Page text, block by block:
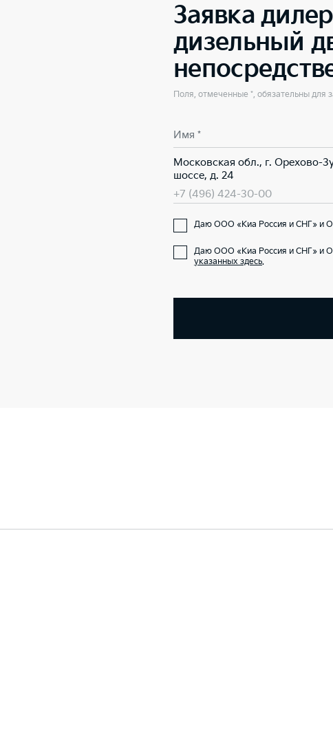
Заявка
дизельный
Поля, отмеченные *, обязательны для
Имя *
Московская обл., г. Орехово-
шоссе, д. 24
+7 (496) 424-30-00
Даю ООО «Киа Россия и СНГ» и
Даю ООО «Киа Россия и СНГ» и
указанных здесь.